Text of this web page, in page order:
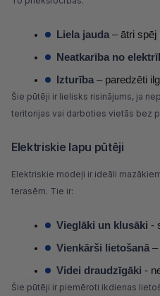
Liela jauda – ātri spēj
Neatkarība no
Izturība – paredzēti
Šie pūtēji ir lielisks risinājums, ja
teritorijas vai darboties vietās bez
Elektriskie lapu pūtēji
Elektriskie modeļi ir ideāli
terasēm. Tie ir:
Vieglāki un klusāki -
Vienkārši lietošanā –
Videi draudzīgāki -
Šie pūtēji ir piemēroti ikdienas